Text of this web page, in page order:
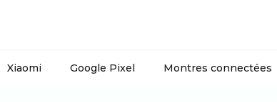
Xiaomi Google Pixel Montres connectées